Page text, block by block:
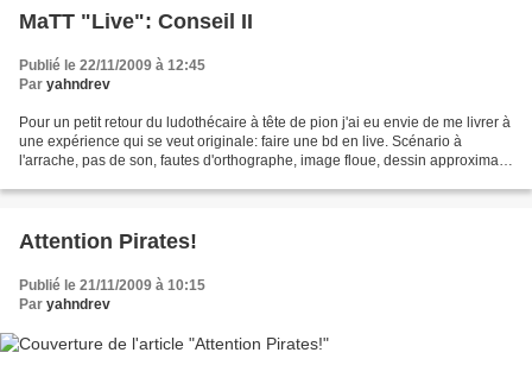
MaTT "Live": Conseil II
Publié le 22/11/2009 à 12:45
Par yahndrev
Pour un petit retour du ludothécaire à tête de pion j'ai eu envie de me livrer à
une expérience qui se veut originale: faire une bd en live. Scénario à
l'arrache, pas de son, fautes d'orthographe, image floue, dessin approximatif
Attention Pirates!
Publié le 21/11/2009 à 10:15
Par yahndrev